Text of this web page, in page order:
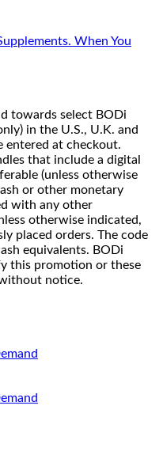
When You
towards select BODi
in the U.S., U.K. and
entered at checkout.
that include a digital
(unless otherwise
or other monetary
with any other
otherwise indicated,
placed orders. The code
equivalents. BODi
this promotion or these
notice.